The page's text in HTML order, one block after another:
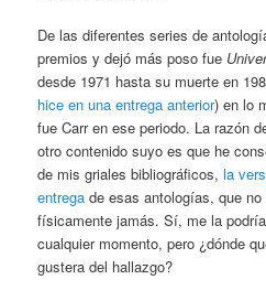
De las diferentes series de
premios y dejó más poso fue
desde 1971 hasta su muerte en
hice en una entrega anterior) en lo
fue Carr en ese periodo. La razón
otro contenido suyo es que he
de mis griales bibliográficos,la
entrega de esas antologías, que
físicamente jamás. Sí, me la
cualquier momento, pero ¿dónde
gustera del hallazgo?